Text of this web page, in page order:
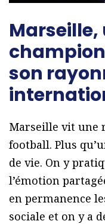
Marseille,
son
Marseille vit une
football. Plus
de vie. On y
l’émotion
en permanence
sociale et on y a